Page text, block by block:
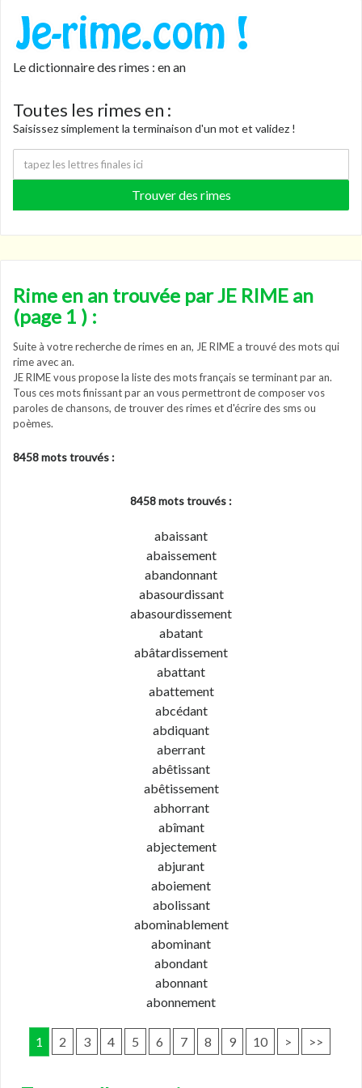
Le dictionnaire des rimes : en an
Toutes les rimes en :
Saisissez simplement la terminaison d'un mot et validez !
Rime en an trouvée par JE RIME an
(page 1 ) :
Suite à votre recherche de rimes en an, JE RIME a trouvé des mots qui
rime avec an.
JE RIME vous propose la liste des mots français se terminant par an.
Tous ces mots finissant par an vous permettront de composer vos
paroles de chansons, de trouver des rimes et d'écrire des sms ou
poèmes.
8458 mots trouvés :
8458 mots trouvés :
abaissant
abaissement
abandonnant
abasourdissant
abasourdissement
abatant
abâtardissement
abattant
abattement
abcédant
abdiquant
aberrant
abêtissant
abêtissement
abhorrant
abîmant
abjectement
abjurant
aboiement
abolissant
abominablement
abominant
abondant
abonnant
abonnement
1 2 3 4 5 6 7 8 9 10 > >>